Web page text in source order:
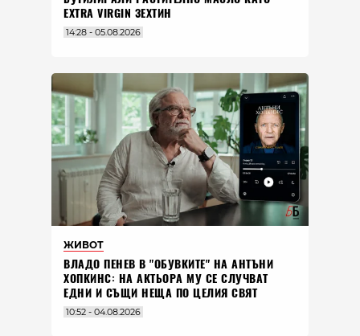
EXTRA VIRGIN ЗЕХТИН
14:28 - 05.08.2026
ЖИВОТ
ВЛАДO ПЕНЕВ В "ОБУВКИТЕ" НА АНТЪНИ
ХОПКИНС: НА АКТЬОРА МУ СЕ СЛУЧВАТ
ЕДНИ И СЪЩИ НЕЩА ПО ЦЕЛИЯ СВЯТ
10:52 - 04.08.2026